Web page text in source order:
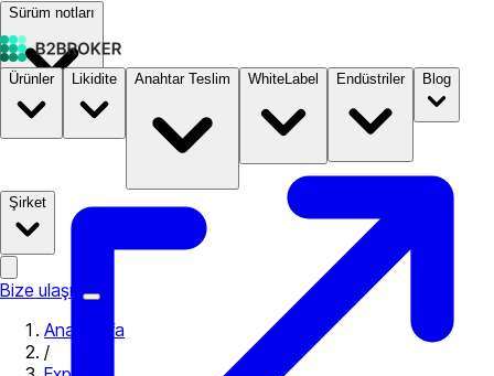
Sürüm notları
Dokümantasyon Fiyatlandırma B2STORE
Ürünler Likidite Anahtar Teslim WhiteLabel Endüstriler Blog
Şirket
Bize ulaşın
Ana Sayfa
/